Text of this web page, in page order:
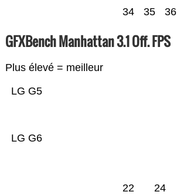
34 35 36
GFXBench Manhattan 3.1 Off. FPS
Plus élevé = meilleur
LG G6
LG G5
22 24